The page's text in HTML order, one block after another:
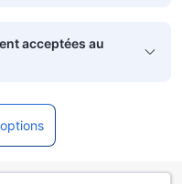
acceptées au